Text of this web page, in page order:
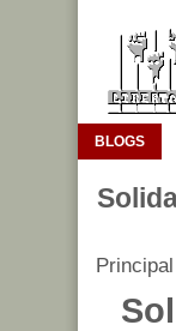
BLOGS
Principal